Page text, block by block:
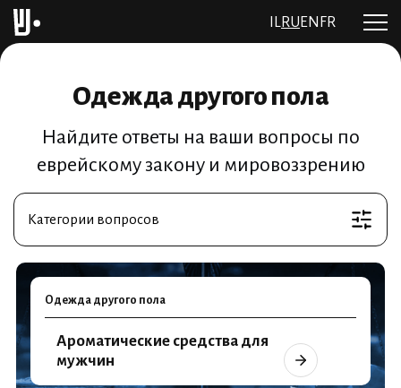
RU EN FR
Одежда другого пола
Найдите ответы на ваши вопросы по
еврейскому закону и мировоззрению
Категории вопросов
Одежда другого пола
Ароматические средства для
мужчин